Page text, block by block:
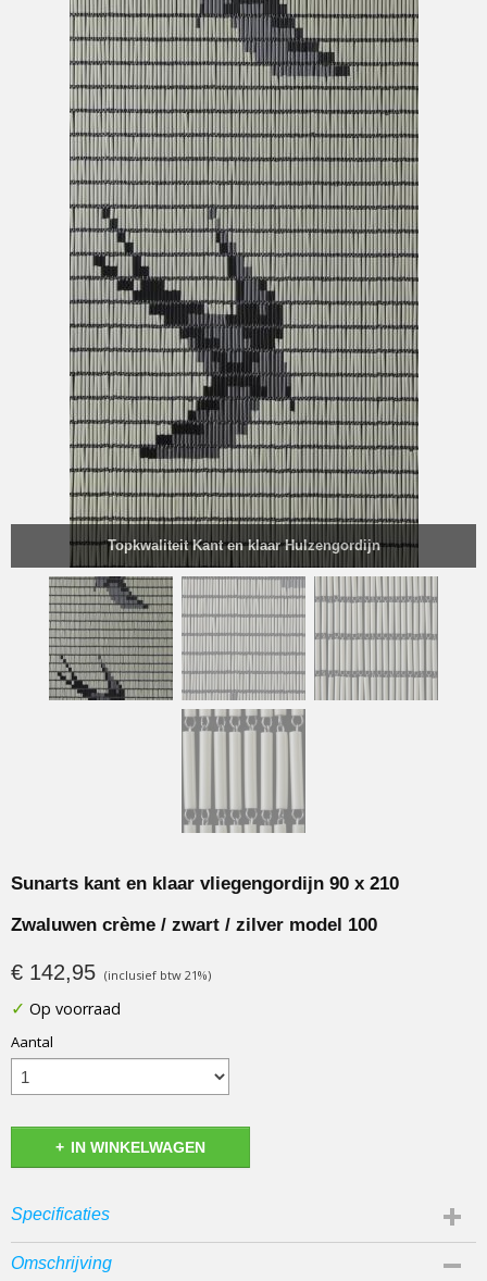
Topkwaliteit Kant en klaar Hulzengordijn
Sunarts kant en klaar vliegengordijn 90 x 210
Zwaluwen crème / zwart / zilver model 100
€ 142,95 (inclusief btw 21%)
✓ Op voorraad
Aantal
IN WINKELWAGEN
Specificaties
Productcode
Omschrijving